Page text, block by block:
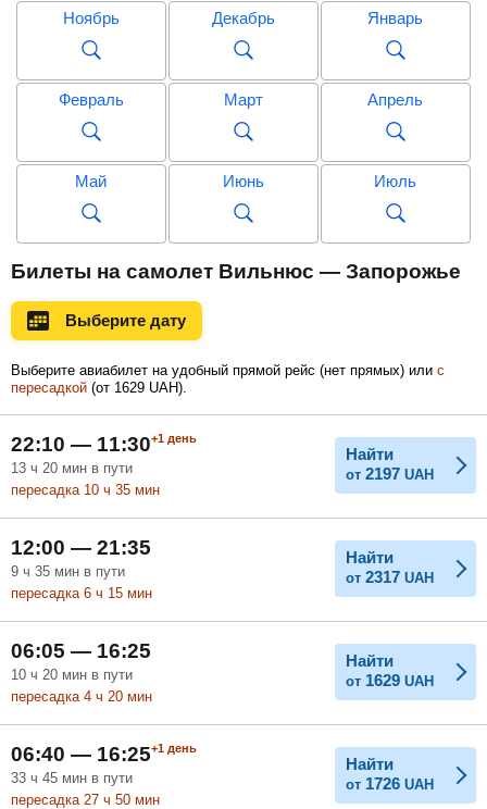
Ноябрь Декабрь Январь
Февраль Март Апрель
Май Июнь Июль
Сентябрь
Ноябрь
Билеты на самолет Вильнюс — Запорожье
Выберите дату
Выберите авиабилет на удобный прямой рейс (нет прямых) или с
пересадкой (от 1629 UAH).
22:10 — 11:30+1 день
13 ч 20 мин в пути
пересадка 10 ч 35 мин
Найти
от 2197 UAH
12:00 — 21:35
9 ч 35 мин в пути
пересадка 6 ч 15 мин
Найти
от 2317 UAH
06:05 — 16:25
10 ч 20 мин в пути
пересадка 4 ч 20 мин
Найти
от 1629 UAH
06:40 — 16:25+1 день
33 ч 45 мин в пути
пересадка 27 ч 50 мин
Найти
от 1726 UAH